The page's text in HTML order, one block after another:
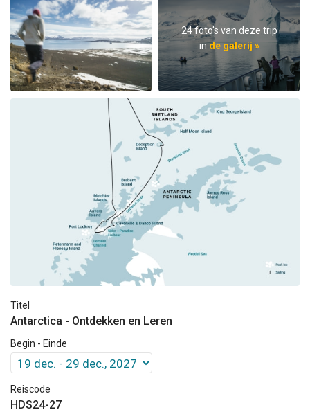
24 foto's van deze trip
inde galerij »
Titel
Antarctica - Ontdekken en Leren
Begin - Einde
Reiscode
HDS24-27